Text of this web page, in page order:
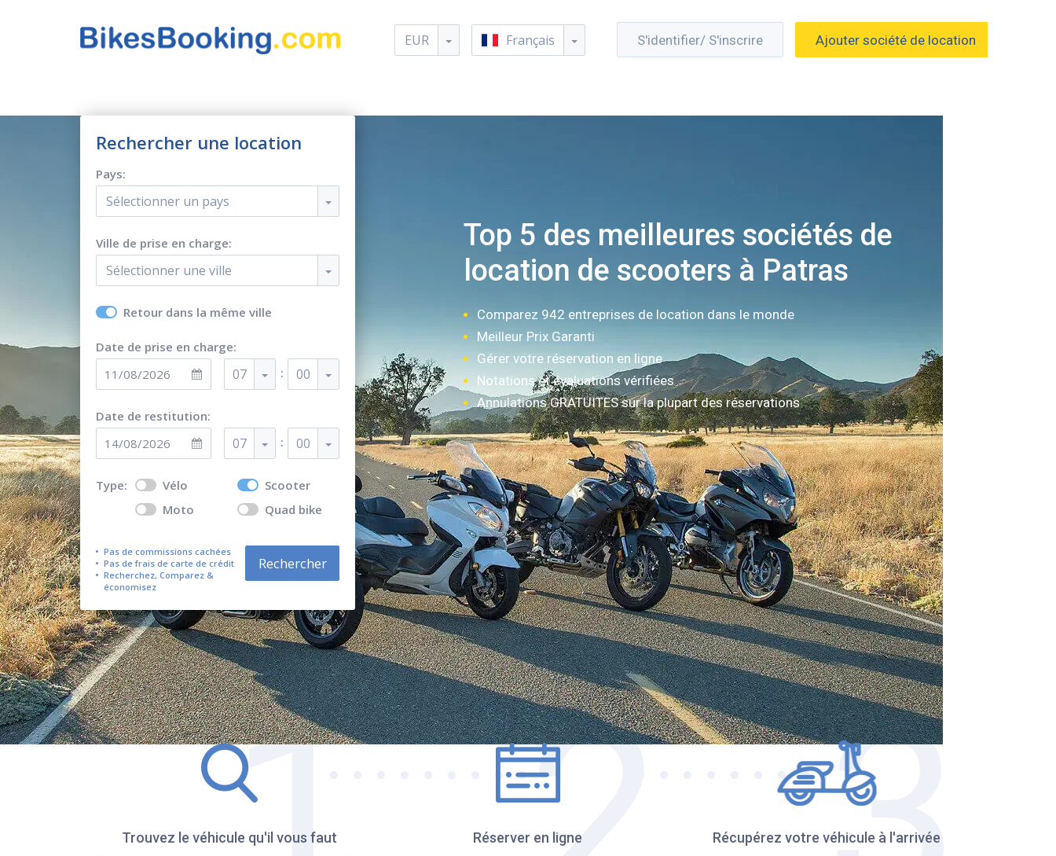
EUR Français S'identifier/ S'inscrire Ajouter société de location
Rechercher une location
Pays:
Sélectionner un pays
Ville de prise en charge:
Sélectionner une ville
Retour dans la même ville
Date de prise en charge:
07 : 00
Date de restitution:
07 : 00
Type: Vélo
Scooter
Moto
Quad bike
Pas de commissions cachées
Pas de frais de carte de crédit
Recherchez, Comparez &
économisez
Rechercher
Top 5 des meilleures sociétés de
location de scooters à Patras
Comparez 942 entreprises de location dans le monde
Meilleur Prix Garanti
Gérer votre réservation en ligne
Notations et évaluations vérifiées
Annulations GRATUITES sur la plupart des réservations
Comment ça marche?
Trouvez le véhicule qu'il vous faut Réserver en ligne Récupérez votre véhicule à l'arrivée